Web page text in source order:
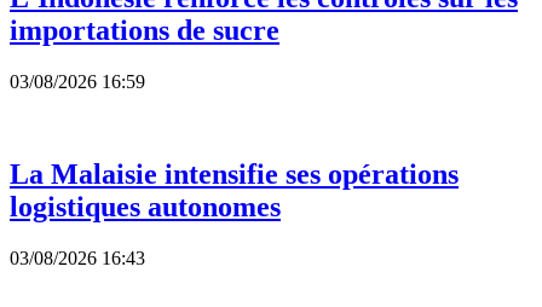
importations de sucre
03/08/2026 16:59
La Malaisie intensifie ses opérations
logistiques autonomes
03/08/2026 16:43